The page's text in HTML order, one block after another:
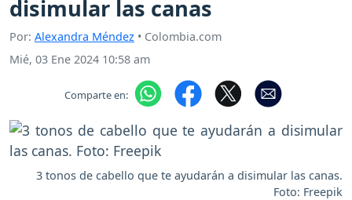
disimular las canas
Por: Alexandra Méndez • Colombia.com
Mié, 03 Ene 2024 10:58 am
Comparte en:
3 tonos de cabello que te ayudarán a disimular las canas.
Foto: Freepik